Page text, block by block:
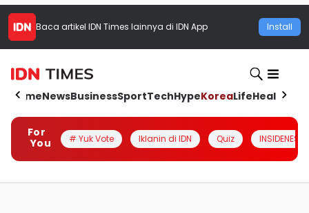
Baca artikel IDN Times lainnya di IDN App Install
HomeNewsBusinessSportTechHypeKoreaLifeHealth
For
You
# Yuk Vote Iklanin di IDN Quiz INSIDENESIA